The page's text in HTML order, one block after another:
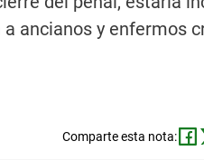
ancianos y enfermos
Comparte esta nota: